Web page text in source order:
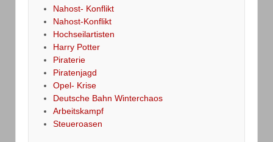
Nahost- Konflikt
Nahost-Konflikt
Hochseilartisten
Harry Potter
Piraterie
Piratenjagd
Opel- Krise
Deutsche Bahn Winterchaos
Arbeitskampf
Steueroasen